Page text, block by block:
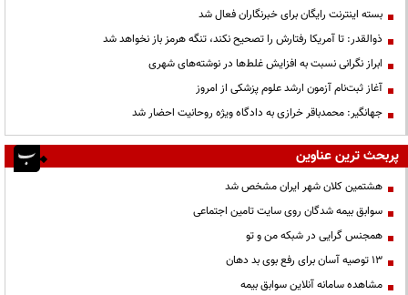
بسته اینترنت رایگان برای خبرنگاران فعال شد
ذوالقدر: تا آمریکا رفتارش را تصحیح نکند، تنگه هرمز باز نخواهد شد
ابراز نگرانی نسبت به افزایش غلط‌ها در نوشته‌های شهری
آغاز ثبت‌نام آزمون ارشد علوم پزشکی از امروز
جهانگیر: محمدباقر خرازی به دادگاه ویژه روحانیت احضار شد
پربحث ترین عناوین
هشتمین کلان شهر ایران مشخص شد
سوابق بیمه شدگان روی سایت تامین اجتماعی
همجنس گرایی در شبکه من و تو
13 توصیه آسان برای رفع بوی بد دهان
مشاهده سامانه آنلاين سوابق بیمه